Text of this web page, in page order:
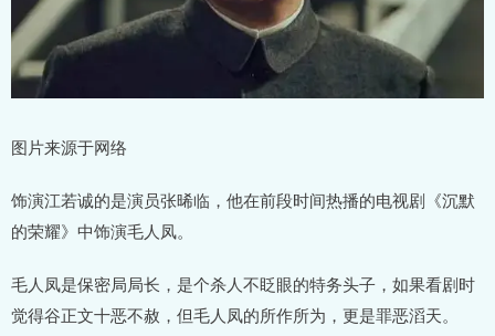
图片来源于网络
饰演江若诚的是演员张晞临，他在前段时间热播的电视剧《沉默
的荣耀》中饰演毛人凤。
毛人凤是保密局局长，是个杀人不眨眼的特务头子，如果看剧时
觉得谷正文十恶不赦，但毛人凤的所作所为，更是罪恶滔天。